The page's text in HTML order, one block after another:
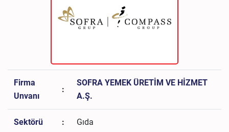
Firma
Unvanı
:
SOFRA YEMEK ÜRETİM VE HİZMET
A.Ş.
Sektörü : Gıda